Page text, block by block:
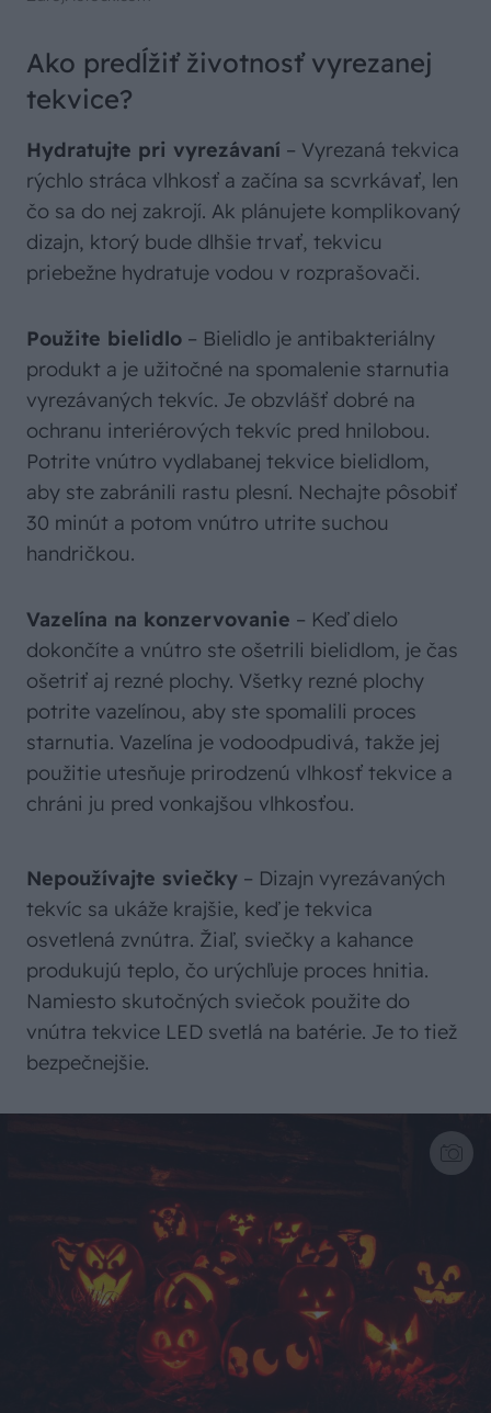
Ako predĺžiť životnosť vyrezanej
tekvice?
Hydratujte pri vyrezávaní – Vyrezaná tekvica
rýchlo stráca vlhkosť a začína sa scvrkávať, len
čo sa do nej zakrojí. Ak plánujete komplikovaný
dizajn, ktorý bude dlhšie trvať, tekvicu
priebežne hydratuje vodou v rozprašovači.
Použite bielidlo – Bielidlo je antibakteriálny
produkt a je užitočné na spomalenie starnutia
vyrezávaných tekvíc. Je obzvlášť dobré na
ochranu interiérových tekvíc pred hnilobou.
Potrite vnútro vydlabanej tekvice bielidlom,
aby ste zabránili rastu plesní. Nechajte pôsobiť
30 minút a potom vnútro utrite suchou
handričkou.
Vazelína na konzervovanie – Keď dielo
dokončíte a vnútro ste ošetrili bielidlom, je čas
ošetriť aj rezné plochy. Všetky rezné plochy
potrite vazelínou, aby ste spomalili proces
starnutia. Vazelína je vodoodpudivá, takže jej
použitie utesňuje prirodzenú vlhkosť tekvice a
chráni ju pred vonkajšou vlhkosťou.
Nepoužívajte sviečky – Dizajn vyrezávaných
tekvíc sa ukáže krajšie, keď je tekvica
osvetlená zvnútra. Žiaľ, sviečky a kahance
produkujú teplo, čo urýchľuje proces hnitia.
Namiesto skutočných sviečok použite do
vnútra tekvice LED svetlá na batérie. Je to tiež
bezpečnejšie.